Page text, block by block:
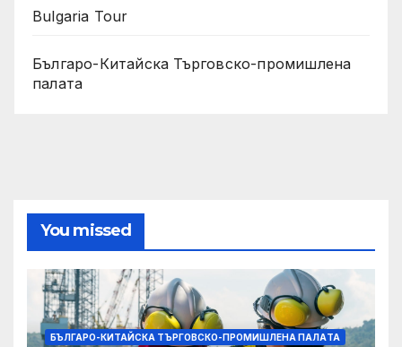
Bulgaria Tour
Българо-Китайска Търговско-промишлена
палaта
You missed
БЪЛГАРО-КИТАЙСКА ТЪРГОВСКО-ПРОМИШЛЕНА ПАЛAТА